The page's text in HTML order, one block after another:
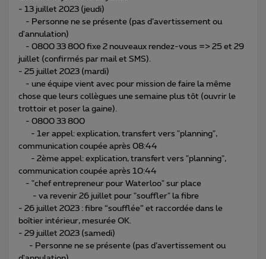
- 13 juillet 2023 (jeudi)
- Personne ne se présente (pas d’avertissement ou
d'annulation)
- 0800 33 800 fixe 2 nouveaux rendez-vous => 25 et 29
juillet (confirmés par mail et SMS).
- 25 juillet 2023 (mardi)
- une équipe vient avec pour mission de faire la même
chose que leurs collègues une semaine plus tôt (ouvrir le
trottoir et poser la gaine).
- 0800 33 800
- 1er appel: explication, transfert vers "planning",
communication coupée après 08:44
- 2ème appel: explication, transfert vers "planning",
communication coupée après 10:44
- "chef entrepreneur pour Waterloo" sur place
- va revenir 26 juillet pour "souffler" la fibre
- 26 juillet 2023 : fibre “soufflée” et raccordée dans le
boîtier intérieur, mesurée OK.
- 29 juillet 2023 (samedi)
- Personne ne se présente (pas d’avertissement ou